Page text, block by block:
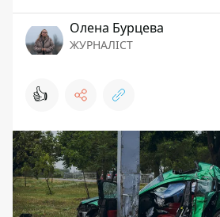
Олена Бурцева
ЖУРНАЛІСТ
👍